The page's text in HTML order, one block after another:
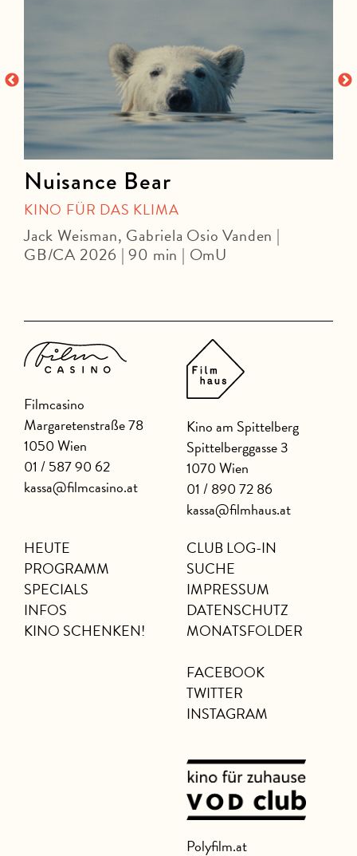
Nuisance Bear
KINO FÜR DAS KLIMA
Jack Weisman, Gabriela Osio Vanden |
GB/CA 2026 | 90 min | OmU
Filmcasino
Margaretenstraße 78
1050 Wien
01 / 587 90 62
kassa@filmcasino.at
Kino am Spittelberg
Spittelberggasse 3
1070 Wien
01 / 890 72 86
kassa@filmhaus.at
HEUTE
PROGRAMM
SPECIALS
INFOS
KINO SCHENKEN!
CLUB LOG-IN
SUCHE
IMPRESSUM
DATENSCHUTZ
MONATSFOLDER
FACEBOOK
TWITTER
INSTAGRAM
Polyfilm.at